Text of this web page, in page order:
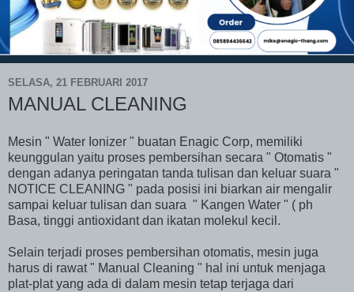
SELASA, 21 FEBRUARI 2017
MANUAL CLEANING
Mesin " Water Ionizer " buatan Enagic Corp, memiliki
keunggulan yaitu proses pembersihan secara " Otomatis "
dengan adanya peringatan tanda tulisan dan keluar suara "
NOTICE CLEANING " pada posisi ini biarkan air mengalir
sampai keluar tulisan dan suara " Kangen Water " ( ph
Basa, tinggi antioxidant dan ikatan molekul kecil.
Selain terjadi proses pembersihan otomatis, mesin juga
harus di rawat " Manual Cleaning " hal ini untuk menjaga
plat-plat yang ada di dalam mesin tetap terjaga dari